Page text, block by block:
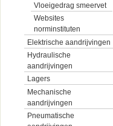
Vloeigedrag smeervet
Websites
norminstituten
Elektrische aandrijvingen
Hydraulische
aandrijvingen
Lagers
Mechanische
aandrijvingen
Pneumatische